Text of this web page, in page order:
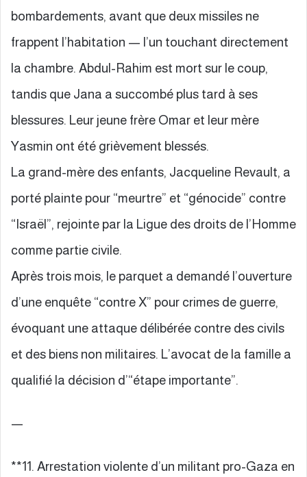
bombardements, avant que deux missiles ne
frappent l’habitation — l’un touchant directement
la chambre. Abdul-Rahim est mort sur le coup,
tandis que Jana a succombé plus tard à ses
blessures. Leur jeune frère Omar et leur mère
Yasmin ont été grièvement blessés.
La grand-mère des enfants, Jacqueline Revault, a
porté plainte pour “meurtre” et “génocide” contre
“Israël”, rejointe par la Ligue des droits de l’Homme
comme partie civile.
Après trois mois, le parquet a demandé l’ouverture
d’une enquête “contre X” pour crimes de guerre,
évoquant une attaque délibérée contre des civils
et des biens non militaires. L’avocat de la famille a
qualifié la décision d’“étape importante”.
—
**11. Arrestation violente d’un militant pro-Gaza en